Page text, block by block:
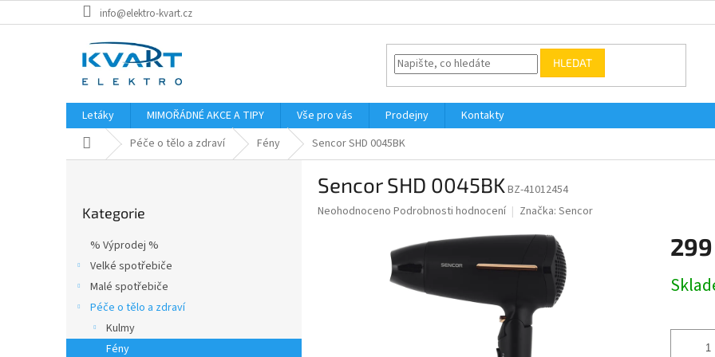
na
info@elektro-kvart.cz
HLEDAT
Letáky MIMOŘÁDNÉ AKCE A TIPY Vše pro vás Prodejny
Kontakty
Domů Péče o tělo a zdraví Fény Sencor SHD 0045BK
a
kategorie
Kategorie
% Výprodej %
Velké spotřebiče
Malé spotřebiče
Péče o tělo a zdraví
Kulmy
Fény
Sencor SHD 0045BKBZ-41012454
Průměrné
Neohodnoceno Podrobnosti hodnocení Značka: Sencor
cena: